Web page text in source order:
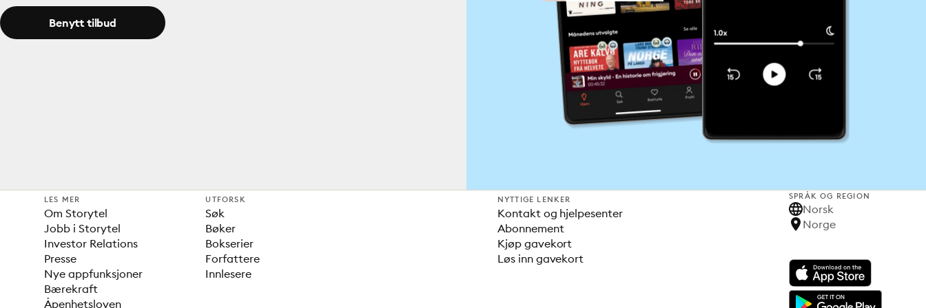
Benytt tilbud
LES MER
Om Storytel
Jobb i Storytel
Investor Relations
Presse
Nye appfunksjoner
Bærekraft
Åpenhetsloven
UTFORSK
Søk
Bøker
Bokserier
Forfattere
Innlesere
NYTTIGE LENKER
Kontakt og hjelpesenter
Abonnement
Kjøp gavekort
Løs inn gavekort
SPRÅK OG REGION
Norsk
Norge